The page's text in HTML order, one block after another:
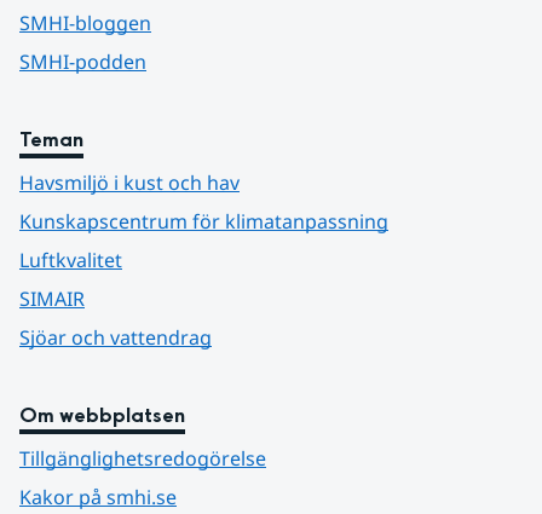
SMHI-bloggen
SMHI-podden
Teman
Havsmiljö i kust och hav
Kunskapscentrum för klimatanpassning
Luftkvalitet
SIMAIR
Sjöar och vattendrag
Om webbplatsen
Tillgänglighetsredogörelse
Kakor på smhi.se